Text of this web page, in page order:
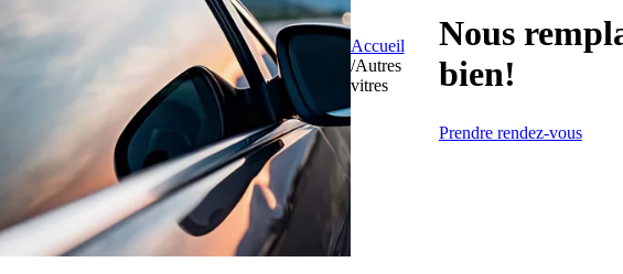
Accueil
/Autres
vitres
Nous
bien!
Prendre rendez-vous